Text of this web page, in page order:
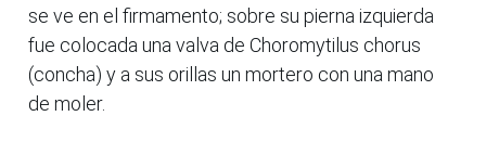
se ve en el firmamento; sobre su pierna izquierda
fue colocada una valva de Choromytilus chorus
(concha) y a sus orillas un mortero con una mano
de moler.